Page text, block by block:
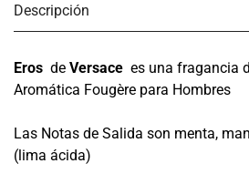
Descripción
Eros de Versace es una fragancia
Aromática Fougère para Hombres
Las Notas de Salida son menta,
(lima ácida)